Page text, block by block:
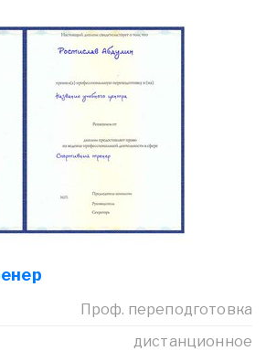
Проф. переподготовка
дистанционное